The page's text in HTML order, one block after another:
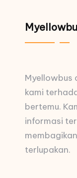
Myellowbus
kami
bertemu.
informasi
terlupakan.